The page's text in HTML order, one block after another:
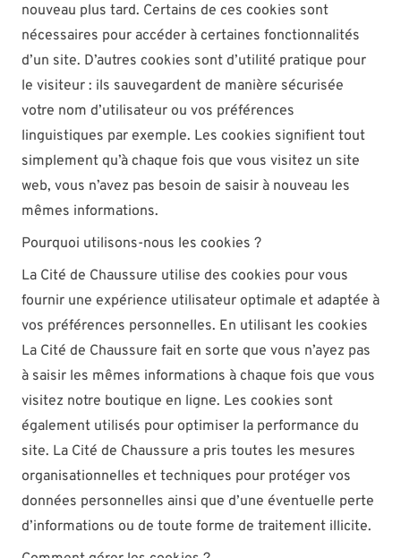
nouveau plus tard. Certains de ces cookies sont
nécessaires pour accéder à certaines fonctionnalités
d’un site. D’autres cookies sont d’utilité pratique pour
le visiteur : ils sauvegardent de manière sécurisée
votre nom d’utilisateur ou vos préférences
linguistiques par exemple. Les cookies signifient tout
simplement qu’à chaque fois que vous visitez un site
web, vous n’avez pas besoin de saisir à nouveau les
mêmes informations.
Pourquoi utilisons-nous les cookies ?
La Cité de Chaussure utilise des cookies pour vous
fournir une expérience utilisateur optimale et adaptée à
vos préférences personnelles. En utilisant les cookies
La Cité de Chaussure fait en sorte que vous n’ayez pas
à saisir les mêmes informations à chaque fois que vous
visitez notre boutique en ligne. Les cookies sont
également utilisés pour optimiser la performance du
site. La Cité de Chaussure a pris toutes les mesures
organisationnelles et techniques pour protéger vos
données personnelles ainsi que d’une éventuelle perte
d’informations ou de toute forme de traitement illicite.